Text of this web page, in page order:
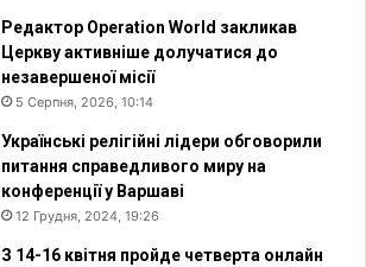
Редактор Operation World закликав
Церкву активніше долучатися до
незавершеної місії
5 Серпня, 2026, 10:14
Українські релігійні лідери обговорили
питання справедливого миру на
конференції у Варшаві
12 Грудня, 2024, 19:26
З 14-16 квітня пройде четверта онлайн